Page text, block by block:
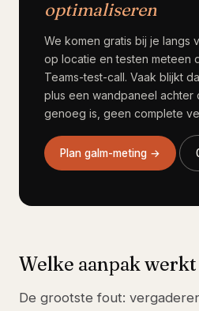
optimaliseren
We komen gratis bij je langs
op locatie en testen meteen
Teams-test-call. Vaak blijkt
plus een wandpaneel achter
genoeg is, geen complete
Plan galm-meting →
Welke aanpak
De grootste fout: